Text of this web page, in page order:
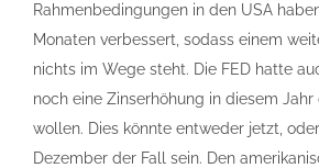
Rahmenbedingungen in den USA
Monaten verbessert, sodass einem
nichts im Wege steht. Die FED hatte
noch eine Zinserhöhung in diesem
wollen. Dies könnte entweder jetzt,
Dezember der Fall sein. Den